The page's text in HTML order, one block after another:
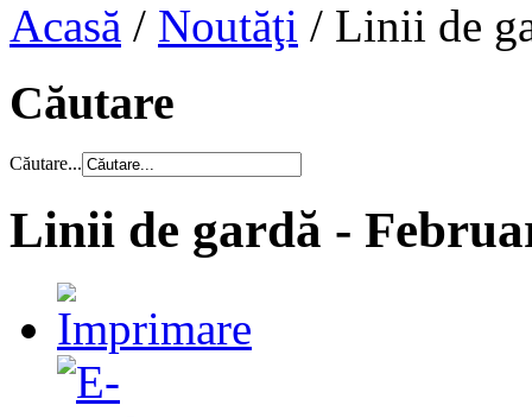
Acasă / Noutăţi / Linii de
Căutare
Căutare...
Linii de gardă -